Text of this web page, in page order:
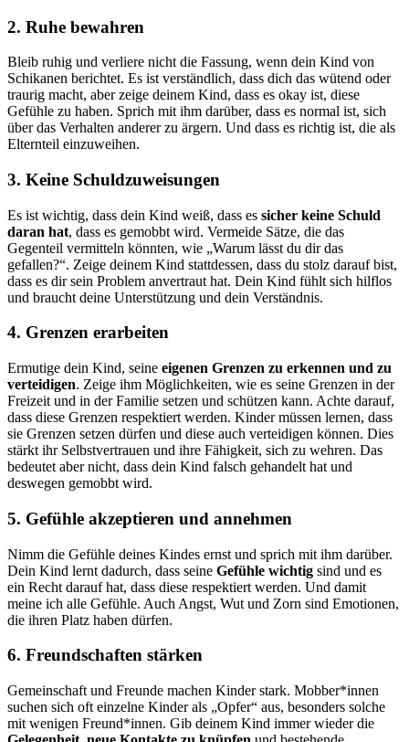
2. Ruhe bewahren
Bleib ruhig und verliere nicht die Fassung, wenn dein Kind von
Schikanen berichtet. Es ist verständlich, dass dich das wütend oder
traurig macht, aber zeige deinem Kind, dass es okay ist, diese
Gefühle zu haben. Sprich mit ihm darüber, dass es normal ist, sich
über das Verhalten anderer zu ärgern. Und dass es richtig ist, die als
Elternteil einzuweihen.
3. Keine Schuldzuweisungen
Es ist wichtig, dass dein Kind weiß, dass es sicher keine Schuld
daran hat, dass es gemobbt wird. Vermeide Sätze, die das
Gegenteil vermitteln könnten, wie „Warum lässt du dir das
gefallen?“. Zeige deinem Kind stattdessen, dass du stolz darauf bist,
dass es dir sein Problem anvertraut hat. Dein Kind fühlt sich hilflos
und braucht deine Unterstützung und dein Verständnis.
4. Grenzen erarbeiten
Ermutige dein Kind, seine eigenen Grenzen zu erkennen und zu
verteidigen. Zeige ihm Möglichkeiten, wie es seine Grenzen in der
Freizeit und in der Familie setzen und schützen kann. Achte darauf,
dass diese Grenzen respektiert werden. Kinder müssen lernen, dass
sie Grenzen setzen dürfen und diese auch verteidigen können. Dies
stärkt ihr Selbstvertrauen und ihre Fähigkeit, sich zu wehren. Das
bedeutet aber nicht, dass dein Kind falsch gehandelt hat und
deswegen gemobbt wird.
5. Gefühle akzeptieren und annehmen
Nimm die Gefühle deines Kindes ernst und sprich mit ihm darüber.
Dein Kind lernt dadurch, dass seine Gefühle wichtig sind und es
ein Recht darauf hat, dass diese respektiert werden. Und damit
meine ich alle Gefühle. Auch Angst, Wut und Zorn sind Emotionen,
die ihren Platz haben dürfen.
6. Freundschaften stärken
Gemeinschaft und Freunde machen Kinder stark. Mobber*innen
suchen sich oft einzelne Kinder als „Opfer“ aus, besonders solche
mit wenigen Freund*innen. Gib deinem Kind immer wieder die